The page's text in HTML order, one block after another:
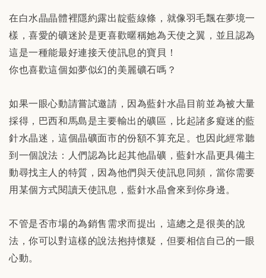
在白水晶晶體裡隱約露出靛藍線條，就像羽毛飄在夢境一
樣，喜愛的礦迷於是更喜歡暱稱她為天使之翼，並且認為
這是一種能最好連接天使訊息的寶貝！
你也喜歡這個如夢似幻的美麗礦石嗎？
如果一眼心動請嘗試邀請，因為藍針水晶目前並為被大量
採得，巴西和馬島是主要輸出的礦區，比起諸多癡迷的藍
針水晶迷，這個晶礦面市的份額不算充足。也因此經常聽
到一個說法：人們認為比起其他晶礦，藍針水晶更具備主
動尋找主人的特質，因為他們與天使訊息同頻，當你需要
用某個方式閱讀天使訊息，藍針水晶會來到你身邊。
不管是否市場的為銷售需求而提出，這總之是很美的說
法，你可以對這樣的說法抱持懷疑，但要相信自己的一眼
心動。